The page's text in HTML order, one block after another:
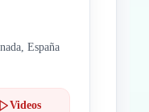
España
Videos